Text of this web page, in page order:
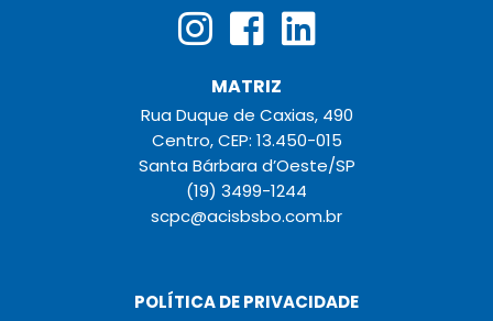
MATRIZ
Rua Duque de Caxias, 490
Centro, CEP: 13.450-015
Santa Bárbara d’Oeste/SP
(19) 3499-1244
scpc@acisbsbo.com.br
POLÍTICA DE PRIVACIDADE